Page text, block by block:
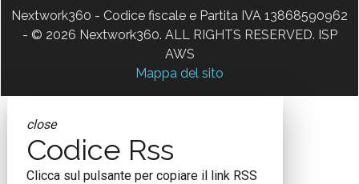
Nextwork360 - Codice fiscale e Partita IVA 13868590962
- © 2026 Nextwork360. ALL RIGHTS RESERVED. ISP
AWS
Mappa del sito
close
Codice Rss
Clicca sul pulsante per copiare il link RSS